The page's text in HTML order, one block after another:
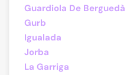
Guardiola De Berguedà
Gurb
Igualada
Jorba
La Garriga